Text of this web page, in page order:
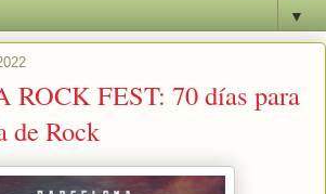
▼
ROCK FEST: 70 días para
de Rock